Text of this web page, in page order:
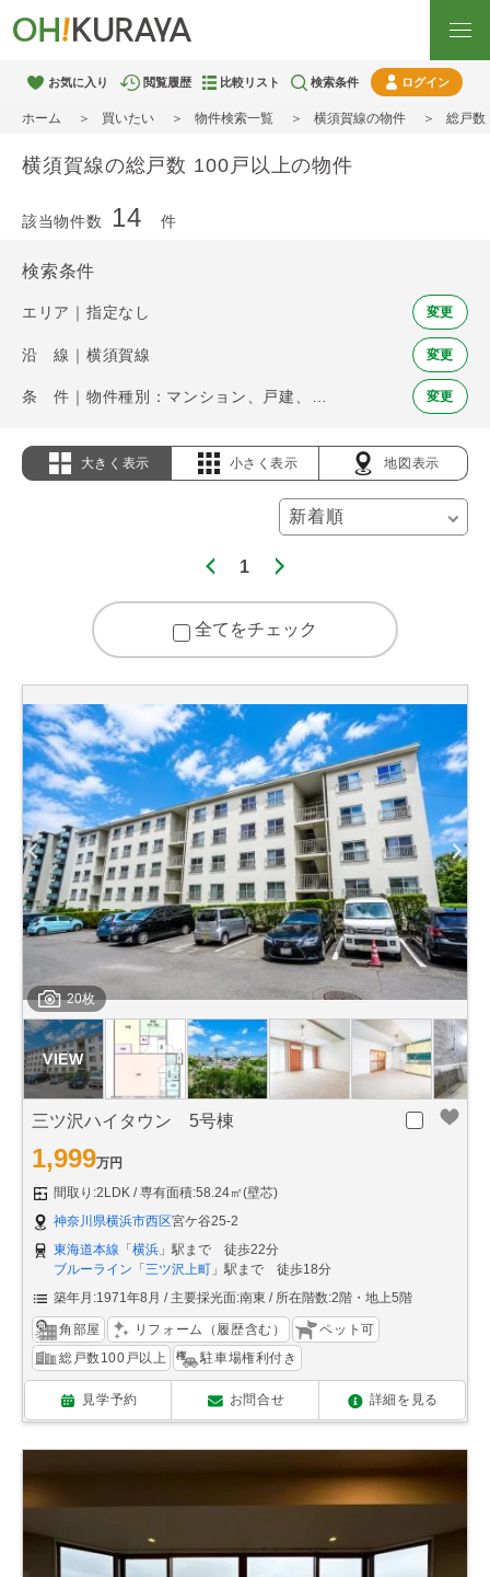
お気に入り 閲覧履歴 比較リスト 検索条件 ログイン
ホーム 買いたい 物件検索一覧 横須賀線の物件 総戸数
横須賀線の総戸数 100戸以上の物件
該当物件数 14 件
検索条件
エリア｜指定なし 変更
沿 線｜横須賀線 変更
変更
大きく表示 小さく表示 地図表示
1
全てをチェック
20枚
三ツ沢ハイタウン 5号棟
1,999万円
間取り:2LDK
専有面積:58.24㎡(壁芯)
神奈川県横浜市西区宮ケ谷25-2
東海道本線 「 横浜 」駅まで 徒歩22分
ブルーライン 「 三ツ沢上町 」駅まで 徒歩18分
築年月:1971年8月
主要採光面:南東 所在階数:2階・地上5階
角部屋 リフォーム（履歴含む）
ペット可
総戸数100戸以上
駐車場権利付き
見学予約 お問合せ 詳細を見る